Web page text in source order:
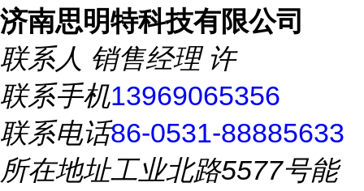
济南思明特科技有限公司
联系人 销售经理 许
联系手机13969065356
联系电话86-0531-88885633
所在地址工业北路5577号能